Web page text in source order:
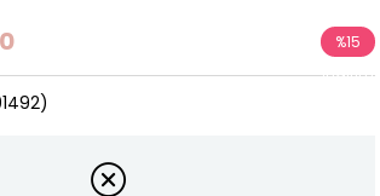
%15
İndirim